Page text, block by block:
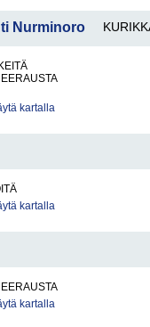
Nurminoro
kartalla
kartalla
kartalla